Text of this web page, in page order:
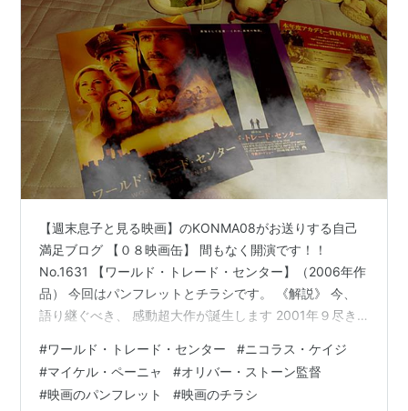
ニコラス・ケイジ
マイケル・ペーニャ
マリア・ベロ
マギー・ギレンホール
スティーヴン・ドーフ
アルマンド・リスコ
ジェイ・ヘルナンデス
マイケル・シャノン
概要
9.11における実際の港湾局調査官をモデルにした話。崩
壊するビルの中に調査に入り、閉じこめられて…。「ま
だ光が見えるか。」「見えます。」このやりとりは…。
勇気と生還の真実の物語。
【週末息子と見る映画】のKONMA08がお送りする自己
満足ブログ 【０８映画缶】 間もなく開演です！！
No.1631 【ワールド・トレード・センター】（2006年作
品） 今回はパンフレットとチラシです。 《解説》 今、
語り継ぐべき、 感動超大作が誕生します 2001年９尽き
救助するため命を顧みず世界貿易センタービルに入り倒
壊した瓦礫に封じ込められた港湾局警察官ジョン・マク
ローリンとウィル・ヒメノたちがいた。彼らの生還を待
#ワールド・トレード・センター #ニコラス・ケイジ
#マイケル・ペーニャ #オリバー・ストーン監督
#映画のパンフレット #映画のチラシ